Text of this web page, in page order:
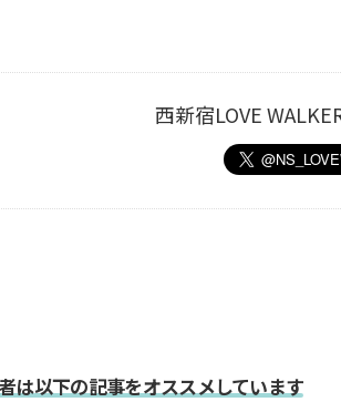
西新宿LOVE
は以下の記事をオススメしています